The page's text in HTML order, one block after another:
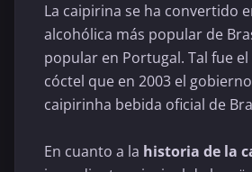
La caipirina se ha convertido
alcohólica más popular de
popular en Portugal. Tal fue
cóctel que en 2003 el
caipirinha bebida oficial de
En cuanto a la historia de la